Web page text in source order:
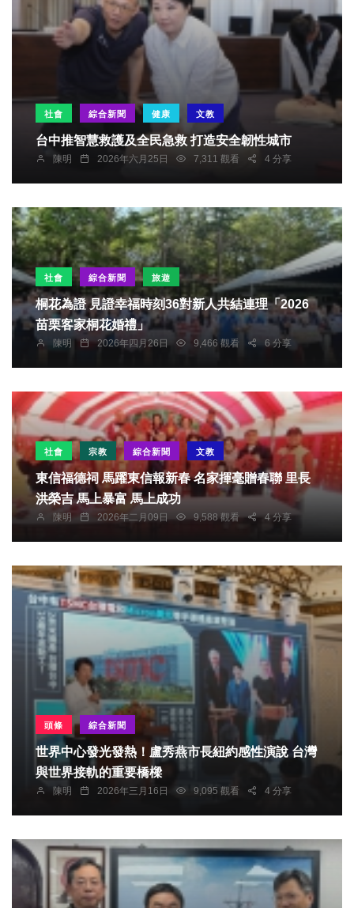
社會 綜合新聞 健康 文教
台中推智慧救護及全民急救 打造安全韌性城市
陳明 2026年六月25日 7,311 觀看 4 分享
社會 綜合新聞 旅遊
桐花為證 見證幸福時刻36對新人共結連理「2026
苗栗客家桐花婚禮」
陳明 2026年四月26日 9,466 觀看 6 分享
社會 宗教 綜合新聞 文教
東信福德祠 馬躍東信報新春 名家揮毫贈春聯 里長
洪榮吉 馬上暴富 馬上成功
陳明 2026年二月09日 9,588 觀看 4 分享
頭條 綜合新聞
世界中心發光發熱！盧秀燕市長紐約感性演說 台灣
與世界接軌的重要橋樑
陳明 2026年三月16日 9,095 觀看 4 分享